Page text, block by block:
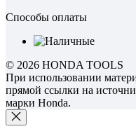
Способы оплаты
© 2026 HONDA TOOLS
При использовании
прямой ссылки на
марки Honda.